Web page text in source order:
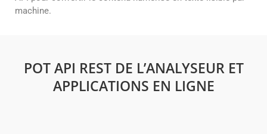
machine.
POT API REST DE L’ANALYSEUR ET
APPLICATIONS EN LIGNE